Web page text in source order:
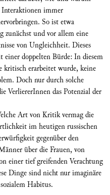
Interaktionen immer
So ist etwa
zunächst und vor allem eine
von Ungleichheit. Dieses
einer doppelten Bürde: In diesem
erarbeitet wurde, keine
Doch nur durch solche
VerliererInnen das Potenzial der
Art von Kritik vermag die
im heutigen russischen
gegenüber den
über die Frauen, von
einer tief greifenden Verachtung
Dinge sind nicht nur imaginäre
Habitus.